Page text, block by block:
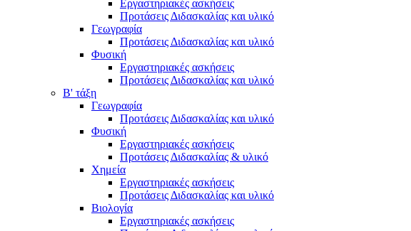
Εργαστηριακές ασκήσεις
Προτάσεις Διδασκαλίας και υλικό
Γεωγραφία
Προτάσεις Διδασκαλίας και υλικό
Φυσική
Εργαστηριακές ασκήσεις
Προτάσεις Διδασκαλίας και υλικό
Β' τάξη
Γεωγραφία
Προτάσεις Διδασκαλίας και υλικό
Φυσική
Εργαστηριακές ασκήσεις
Προτάσεις Διδασκαλίας & υλικό
Χημεία
Εργαστηριακές ασκήσεις
Προτάσεις Διδασκαλίας και υλικό
Βιολογία
Εργαστηριακές ασκήσεις